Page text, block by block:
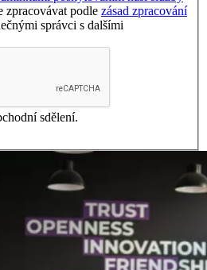
zpracovávat podle zásad zpracování
. Jsme společnými správci s dalšími
sdělení.